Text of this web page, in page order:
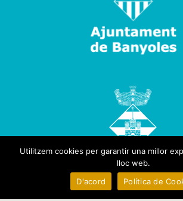
Utilitzem cookies per garantir una millor
lloc web.
D'acord
Política de